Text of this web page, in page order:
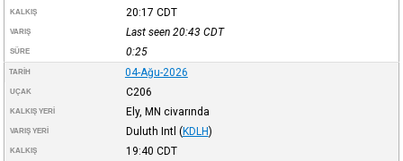
KALKIŞ 20:17 CDT
VARIŞ Last seen 20:43 CDT
SÜRE 0:25
TARIH 04-Ağu-2026
UÇAK C206
KALKIŞ YERI Ely, MN civarında
VARIŞ YERI Duluth Intl (KDLH)
KALKIŞ 19:40 CDT